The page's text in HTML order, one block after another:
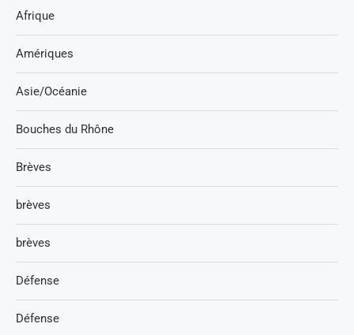
Afrique
Amériques
Asie/Océanie
Bouches du Rhône
Brèves
brèves
brèves
Défense
Défense